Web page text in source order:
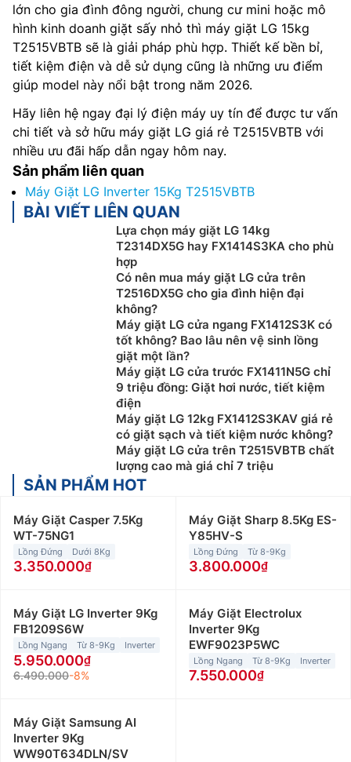
lớn cho gia đình đông người, chung cư mini hoặc mô
hình kinh doanh giặt sấy nhỏ thì máy giặt LG 15kg
T2515VBTB sẽ là giải pháp phù hợp. Thiết kế bền bỉ,
tiết kiệm điện và dễ sử dụng cũng là những ưu điểm
giúp model này nổi bật trong năm 2026.
Hãy liên hệ ngay đại lý điện máy uy tín để được tư vấn
chi tiết và sở hữu máy giặt LG giá rẻ T2515VBTB với
nhiều ưu đãi hấp dẫn ngay hôm nay.
Sản phẩm liên quan
Máy Giặt LG Inverter 15Kg T2515VBTB
BÀI VIẾT LIÊN QUAN
Lựa chọn máy giặt LG 14kg
T2314DX5G hay FX1414S3KA cho phù
hợp
Có nên mua máy giặt LG cửa trên
T2516DX5G cho gia đình hiện đại
không?
Máy giặt LG cửa ngang FX1412S3K có
tốt không? Bao lâu nên vệ sinh lồng
giặt một lần?
Máy giặt LG cửa trước FX1411N5G chỉ
9 triệu đồng: Giặt hơi nước, tiết kiệm
điện
Máy giặt LG 12kg FX1412S3KAV giá rẻ
có giặt sạch và tiết kiệm nước không?
Máy giặt LG cửa trên T2515VBTB chất
lượng cao mà giá chỉ 7 triệu
SẢN PHẨM HOT
Máy Giặt Casper 7.5Kg
WT-75NG1
Lồng Đứng Dưới 8Kg
3.350.000
Máy Giặt Sharp 8.5Kg ES-
Y85HV-S
Lồng Đứng Từ 8-9Kg
3.800.000
Máy Giặt LG Inverter 9Kg
FB1209S6W
Lồng Ngang Từ 8-9Kg Inverter
5.950.000
6.490.000-8%
Máy Giặt Electrolux
Inverter 9Kg
EWF9023P5WC
Lồng Ngang Từ 8-9Kg Inverter
7.550.000
Máy Giặt Samsung AI
Inverter 9Kg
WW90T634DLN/SV